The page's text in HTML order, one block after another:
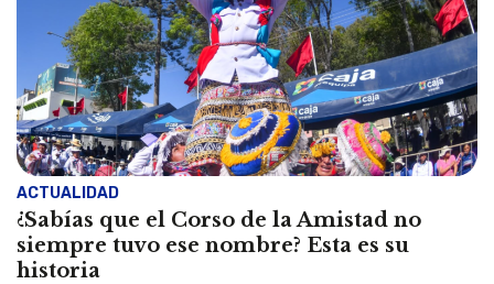
ACTUALIDAD
¿Sabías que el Corso de la Amistad no
siempre tuvo ese nombre? Esta es su
historia